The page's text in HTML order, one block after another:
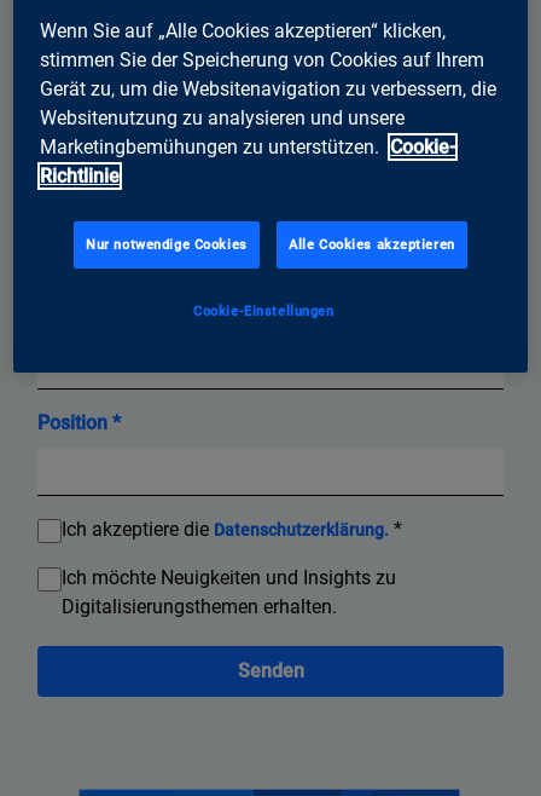
Nachname *
Position *
Ich akzeptiere die Datenschutzerklärung. *
Ich möchte Neuigkeiten und Insights zu
Digitalisierungsthemen erhalten.
Senden
Wenn Sie auf „Alle Cookies akzeptieren“ klicken,
stimmen Sie der Speicherung von Cookies auf Ihrem
Gerät zu, um die Websitenavigation zu verbessern, die
Websitenutzung zu analysieren und unsere
Marketingbemühungen zu unterstützen. Cookie-
Richtlinie
Nur notwendige Cookies Alle Cookies akzeptieren
Cookie-Einstellungen